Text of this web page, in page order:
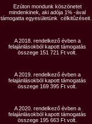
Ezúton mondunk köszönetet
mindenkinek, aki adója 1% -ával
támogatta egyesületünk célkitûzéseit.
A 2018. rendelkező évben a
felajánlásokból kapott támogatás
összege 151 721 Ft volt.
A 2019. rendelkező évben a
felajánlásokból kapott támogatás
összege 169 395 Ft volt.
A 2020. rendelkező évben a
felajánlásokból kapott támogatás
összege 195 663 Ft volt.